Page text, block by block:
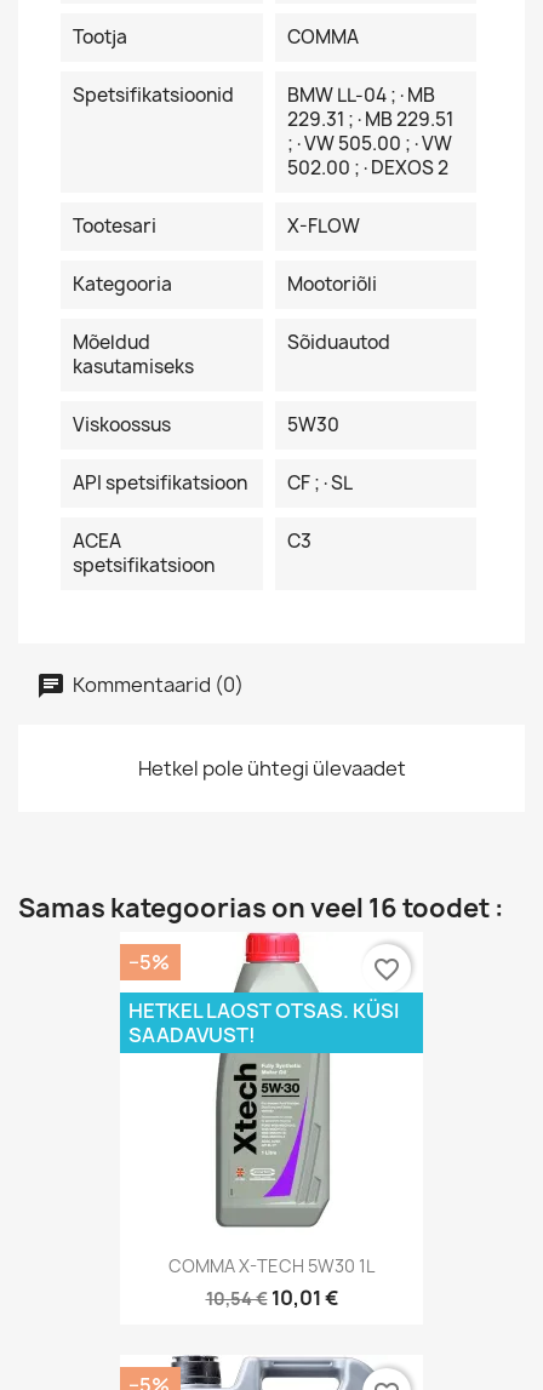
Tootja COMMA
Spetsifikatsioonid
BMW LL-04 ;·MB
229.31 ;·MB 229.51
;·VW 505.00 ;·VW
502.00 ;·DEXOS 2
Tootesari X-FLOW
Kategooria Mootoriõli
Mõeldud
kasutamiseks
Sõiduautod
Viskoossus 5W30
API spetsifikatsioon CF ;·SL
ACEA
spetsifikatsioon
C3
Kommentaarid (0)
Hetkel pole ühtegi ülevaadet
Samas kategoorias on veel 16 toodet :
COMMA X-TECH 5W30 1L
10,54 € 10,01 €
−5%
HETKEL LAOST OTSAS. KÜSI
SAADAVUST!
favorite_border